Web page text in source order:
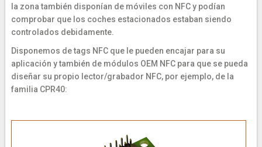
la zona también disponían de móviles con NFC y podían
comprobar que los coches estacionados estaban siendo
controlados debidamente.
Disponemos de tags NFC que le pueden encajar para su
aplicación y también de módulos OEM NFC para que se pueda
diseñar su propio lector/grabador NFC, por ejemplo, de la
familia CPR40: